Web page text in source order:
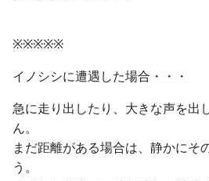
※※※※※
イノシシに遭遇した場合・・・
急に走り出したり、大きな声を出
ん。
まだ距離がある場合は、静かにそ
う。